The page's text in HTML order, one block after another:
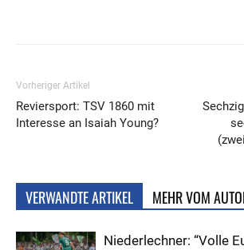
Vorheriger Artikel
Reviersport: TSV 1860 mit
Interesse an Isaiah Young?
VERWANDTE ARTIKEL MEHR VOM
Niederlechner: “Volle